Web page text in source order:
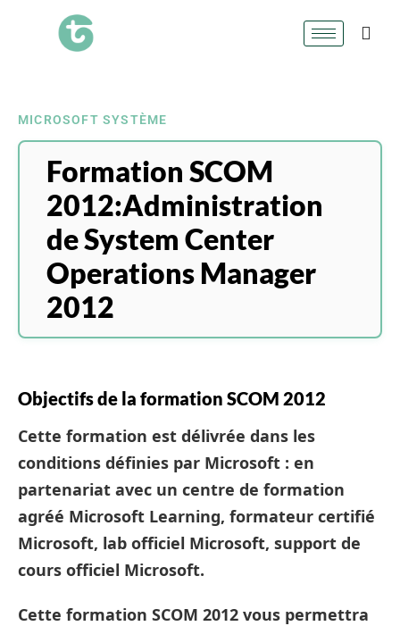
MICROSOFT SYSTÈME
Formation SCOM
2012:Administration
de System Center
Operations Manager
2012
Objectifs de la formation SCOM 2012
Cette formation est délivrée dans les
conditions définies par Microsoft : en
partenariat avec un centre de formation
agréé Microsoft Learning, formateur certifié
Microsoft, lab officiel Microsoft, support de
cours officiel Microsoft.
Cette formation SCOM 2012 vous permettra